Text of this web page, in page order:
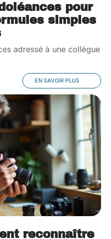
pour
simples
adressé à une collègue
EN SAVOIR PLUS
reconnaître